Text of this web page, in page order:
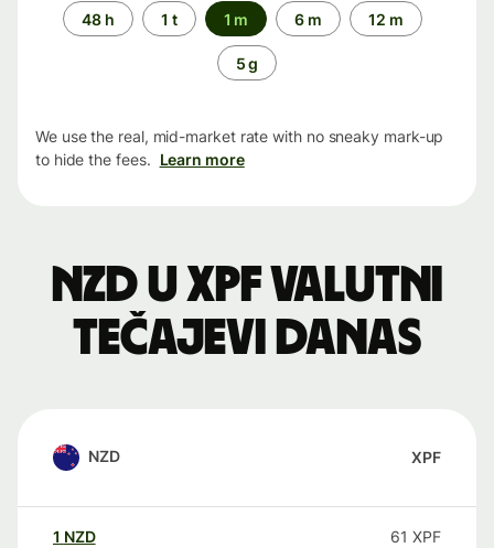
Time
period
48 h 1 t 1 m 6 m 12 m
5 g
We use the real, mid-market rate with no sneaky mark-up
to hide the fees. Learn more
NZD u XPF valutni
tečajevi danas
NZD XPF
1 NZD 61 XPF